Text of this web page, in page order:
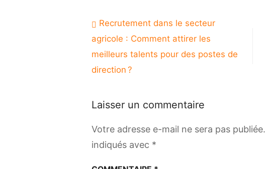
Navigation
de
l’article
Recrutement dans le secteur
agricole : Comment attirer les
meilleurs talents pour des postes de
direction ?
Laisser un commentaire
Votre adresse e-mail ne sera pas publiée.
indiqués avec *